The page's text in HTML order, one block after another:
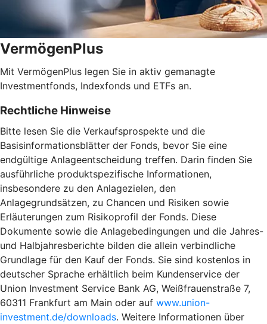
VermögenPlus
Mit VermögenPlus legen Sie in aktiv gemanagte
Investmentfonds, Indexfonds und ETFs an.
Rechtliche Hinweise
Bitte lesen Sie die Verkaufsprospekte und die
Basisinformationsblätter der Fonds, bevor Sie eine
endgültige Anlageentscheidung treffen. Darin finden Sie
ausführliche produktspezifische Informationen,
insbesondere zu den Anlagezielen, den
Anlagegrundsätzen, zu Chancen und Risiken sowie
Erläuterungen zum Risikoprofil der Fonds. Diese
Dokumente sowie die Anlagebedingungen und die Jahres-
und Halbjahresberichte bilden die allein verbindliche
Grundlage für den Kauf der Fonds. Sie sind kostenlos in
deutscher Sprache erhältlich beim Kundenservice der
Union Investment Service Bank AG, Weißfrauenstraße 7,
60311 Frankfurt am Main oder auf www.union-
investment.de/downloads. Weitere Informationen über